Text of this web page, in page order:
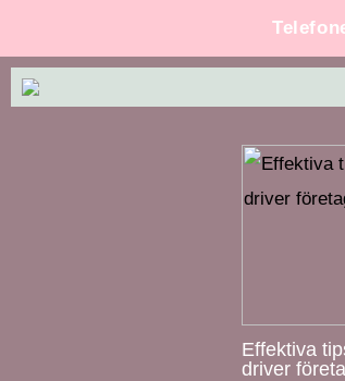
Effektiva
driver